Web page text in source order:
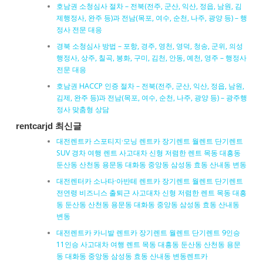
호남권 소청심사 절차 – 전북(전주, 군산, 익산, 정읍, 남원, 김
제행정사, 완주 등)과 전남(목포, 여수, 순천, 나주, 광양 등) – 행
정사 전문 대응
경북 소청심사 방법 – 포항, 경주, 영천, 영덕, 청송, 군위, 의성
행정사, 상주, 칠곡, 봉화, 구미, 김천, 안동, 예천, 영주 – 행정사
전문 대응
호남권 HACCP 인증 절차 – 전북(전주, 군산, 익산, 정읍, 남원,
김제, 완주 등)과 전남(목포, 여수, 순천, 나주, 광양 등) – 광주행
정사 맞춤형 상담
rentcarjd 최신글
대전렌트카 스포티지·모닝 렌트카 장기렌트 월렌트 단기렌트
SUV 경차 여행 렌트 사고대차 신형 저렴한 렌트 목동 대흥동
둔산동 산천동 용문동 대화동 중앙동 삼성동 효동 산내동 변동
대전렌터카 소나타·아반테 렌트카 장기렌트 월렌트 단기렌트
전연령 비즈니스 출퇴근 사고대차 신형 저렴한 렌트 목동 대흥
동 둔산동 산천동 용문동 대화동 중앙동 삼성동 효동 산내동
변동
대전렌트카 카니발 렌트카 장기렌트 월렌트 단기렌트 9인승
11인승 사고대차 여행 렌트 목동 대흥동 둔산동 산천동 용문
동 대화동 중앙동 삼성동 효동 산내동 변동렌트카